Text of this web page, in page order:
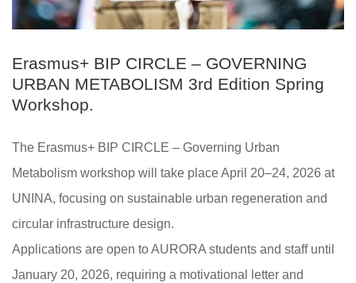
Erasmus+ BIP CIRCLE – GOVERNING
URBAN METABOLISM 3rd Edition Spring
Workshop.
The Erasmus+ BIP CIRCLE – Governing Urban
Metabolism workshop will take place April 20–24, 2026 at
UNINA, focusing on sustainable urban regeneration and
circular infrastructure design.
Applications are open to AURORA students and staff until
January 20, 2026, requiring a motivational letter and